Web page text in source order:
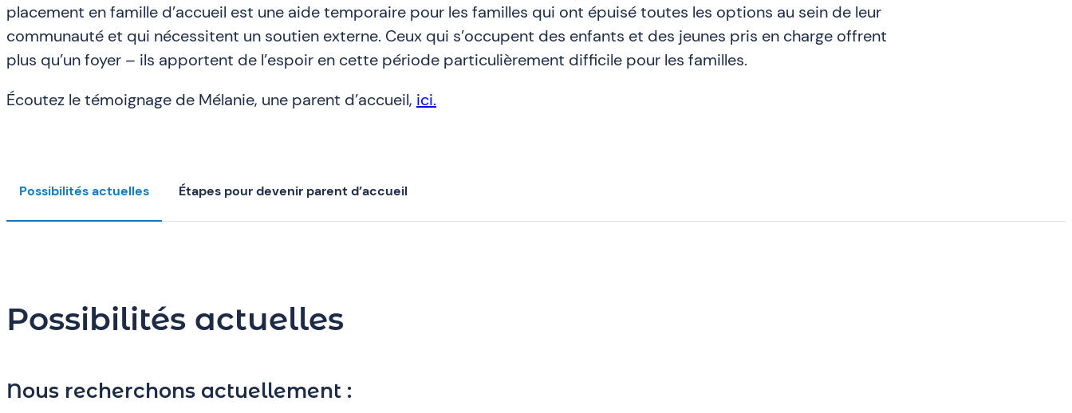
placement en famille d’accueil est une aide temporaire pour les familles qui ont épuisé toutes les options au sein de leur
communauté et qui nécessitent un soutien externe. Ceux qui s’occupent des enfants et des jeunes pris en charge offrent
plus qu’un foyer – ils apportent de l’espoir en cette période particulièrement difficile pour les familles.
Écoutez le témoignage de Mélanie, une parent d’accueil, ici.
Possibilités actuelles Étapes pour devenir parent d’accueil
Possibilités actuelles
Nous recherchons actuellement :